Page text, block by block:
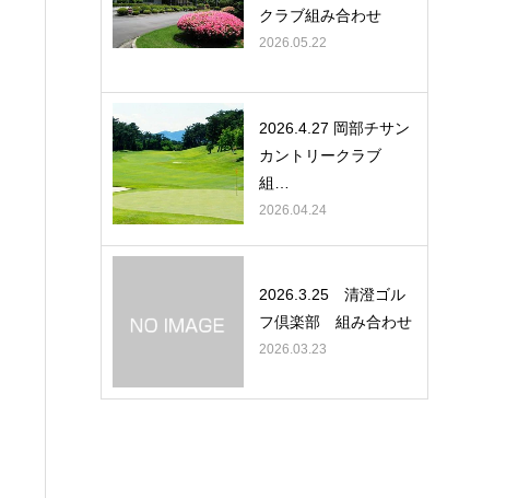
クラブ組み合わせ
2026.05.22
2026.4.27 岡部チサン
カントリークラブ
組…
2026.04.24
2026.3.25 清澄ゴル
フ倶楽部 組み合わせ
2026.03.23